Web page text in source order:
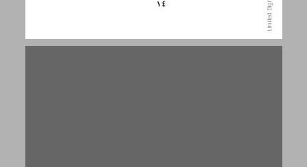
لست من هنا بعيدا ... 15